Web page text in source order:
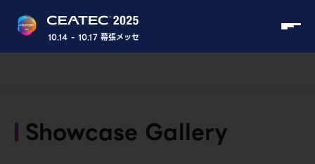
10.14 - 10.17 幕張メッセ
Showcase Gallery